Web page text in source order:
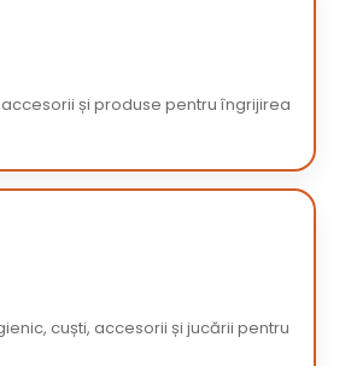
și produse pentru îngrijirea
cuști, accesorii și jucării pentru